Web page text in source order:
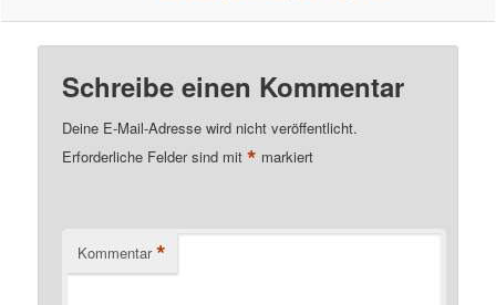
Schreibe einen Kommentar
Deine E-Mail-Adresse wird nicht veröffentlicht.
Erforderliche Felder sind mit* markiert
Kommentar *